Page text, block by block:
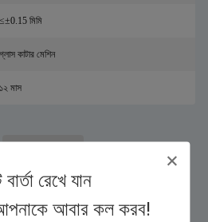
রেখে যান
আবার কল করব!
≤±0.15 মিমি
গ্লাস কাটার মেশিন
১২ মাস
গ্লাস কাটার মেশিন